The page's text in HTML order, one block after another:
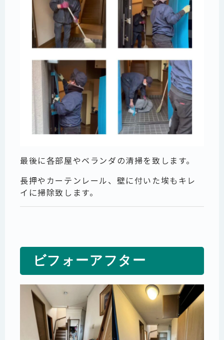
最後に各部屋やベランダの清掃を致します。
長押やカーテンレール、壁に付いた埃もキレ
イに掃除致します。
ビフォーアフター